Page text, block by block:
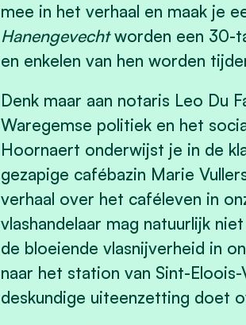
mee in het verhaal en maak je
Hanengevechtworden een 30-
en enkelen van hen worden
Denk maar aan notaris Leo Du
Waregemse politiek en het
Hoornaert onderwijst je in de
gezapige cafébazin Marie
verhaal over het caféleven in
vlashandelaar mag natuurlijk
de bloeiende vlasnijverheid in
naar het station van Sint-
deskundige uiteenzetting doet